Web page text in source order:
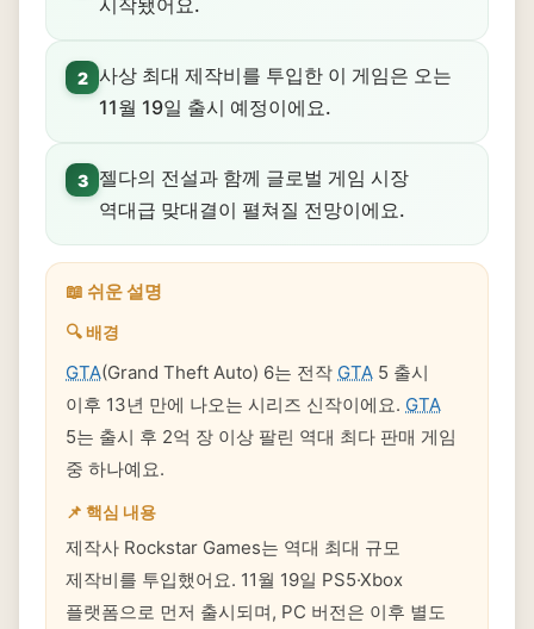
시작됐어요.
2 사상 최대 제작비를 투입한 이 게임은 오는
11월 19일 출시 예정이에요.
3
젤다의 전설과 함께 글로벌 게임 시장
역대급 맞대결이 펼쳐질 전망이에요.
📖 쉬운 설명
🔍 배경
GTA(Grand Theft Auto) 6는 전작 GTA 5 출시
이후 13년 만에 나오는 시리즈 신작이에요. GTA
5는 출시 후 2억 장 이상 팔린 역대 최다 판매 게임
중 하나예요.
📌 핵심 내용
제작사 Rockstar Games는 역대 최대 규모
제작비를 투입했어요. 11월 19일 PS5·Xbox
플랫폼으로 먼저 출시되며, PC 버전은 이후 별도